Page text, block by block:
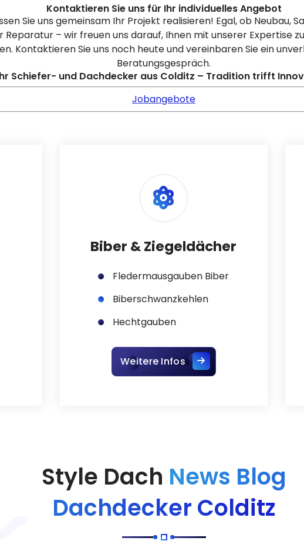
Kontaktieren Sie uns für Ihr individuelles Angebot
Sie uns gemeinsam Ihr Projekt realisieren! Egal, ob Neubau,
Reparatur – wir freuen uns darauf, Ihnen mit unserer Expertise
Kontaktieren Sie uns noch heute und vereinbaren Sie ein
Beratungsgespräch.
Schiefer- und Dachdecker aus Colditz – Tradition trifft
Jobangebote
Biber & Ziegeldächer
Fledermausgauben Biber
Biberschwanzkehlen
Hechtgauben
Weitere Infos
Style Dach News Blog
Dachdecker Colditz